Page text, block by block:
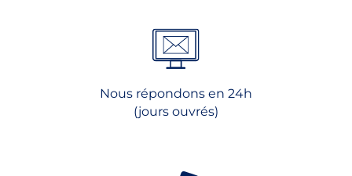
Nous répondons en 24h
(jours ouvrés)